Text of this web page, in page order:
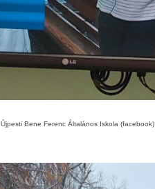
Újpesti Bene Ferenc Általános Iskola (facebook)